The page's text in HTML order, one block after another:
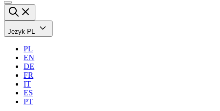
Język PL
PL
EN
DE
FR
IT
ES
PT